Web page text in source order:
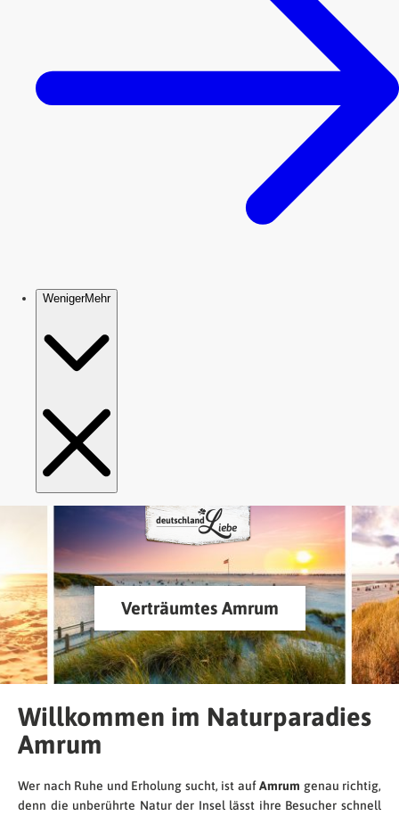
Verträumtes Amrum
Willkommen im Naturparadies
Amrum
Wer nach Ruhe und Erholung sucht, ist aufAmrum genau richtig,
denn die unberührte Natur der Insel lässt ihre Besucher schnell